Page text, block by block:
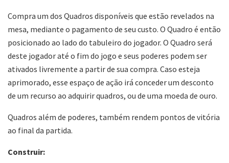
Compra um dos Quadros disponíveis que estão revelados na
mesa, mediante o pagamento de seu custo. O Quadro é então
posicionado ao lado do tabuleiro do jogador. O Quadro será
deste jogador até o fim do jogo e seus poderes podem ser
ativados livremente a partir de sua compra. Caso esteja
aprimorado, esse espaço de ação irá conceder um desconto
de um recurso ao adquirir quadros, ou de uma moeda de ouro.
Quadros além de poderes, também rendem pontos de vitória
ao final da partida.
Construir: